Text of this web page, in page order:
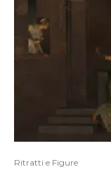
Ritratti e Figure